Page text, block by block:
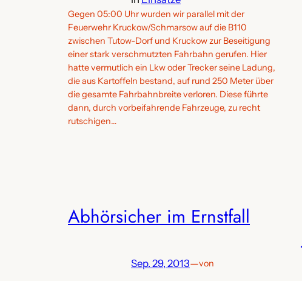
Gegen 05:00 Uhr wurden wir parallel mit der
Feuerwehr Kruckow/Schmarsow auf die B110
zwischen Tutow-Dorf und Kruckow zur Beseitigung
einer stark verschmutzten Fahrbahn gerufen. Hier
hatte vermutlich ein Lkw oder Trecker seine Ladung,
die aus Kartoffeln bestand, auf rund 250 Meter über
die gesamte Fahrbahnbreite verloren. Diese führte
dann, durch vorbeifahrende Fahrzeuge, zu recht
rutschigen…
Abhörsicher im Ernstfall
Sep. 29, 2013—von